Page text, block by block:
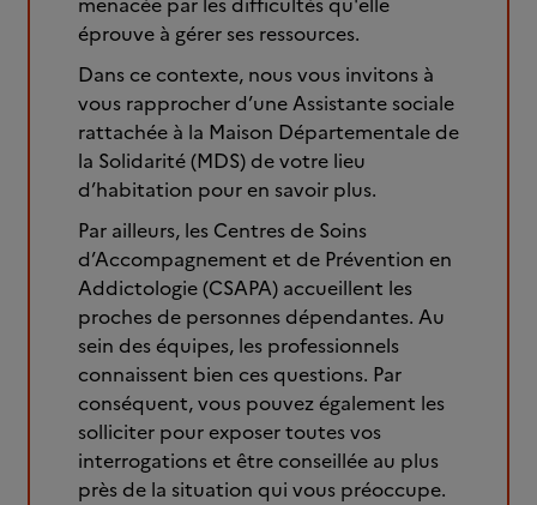
éprouve à gérer ses ressources.
Dans ce contexte, nous vous invitons à
vous rapprocher d’une Assistante sociale
rattachée à la Maison Départementale de
la Solidarité (MDS) de votre lieu
d’habitation pour en savoir plus.
Par ailleurs, les Centres de Soins
d’Accompagnement et de Prévention en
Addictologie (CSAPA) accueillent les
proches de personnes dépendantes. Au
sein des équipes, les professionnels
connaissent bien ces questions. Par
conséquent, vous pouvez également les
solliciter pour exposer toutes vos
interrogations et être conseillée au plus
près de la situation qui vous préoccupe.